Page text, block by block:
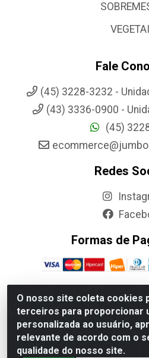
O nosso site coleta cookies
terceiros para proporcionar
personalizada ao usuário,
relevante de acordo com o
qualidade do nosso site.
Fale
(45) 3228-3232 -
(43) 3336-0900 -
(45)
Redes
Formas de
Jumbo Alimentos Cascavel -
Santos Dumont, Cascavel-PR -
85.522.043/